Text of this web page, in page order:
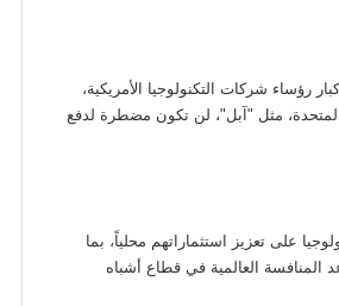
شركات التكنولوجيا الأمريكية،
مثل "آبل"، لن تكون مضطرة لدفع
على تعزيز استثماراتهم محلياً، بما
العالمية في قطاع أشباه